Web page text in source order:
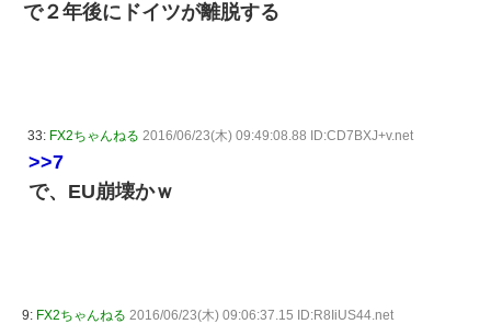
で２年後にドイツが離脱する
33: FX2ちゃんねる 2016/06/23(木) 09:49:08.88 ID:CD7BXJ+v.net
>>7
で、EU崩壊かｗ
9: FX2ちゃんねる 2016/06/23(木) 09:06:37.15 ID:R8IiUS44.net